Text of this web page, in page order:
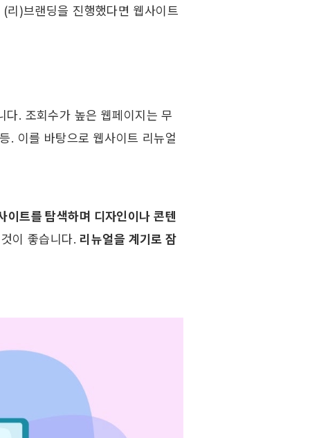
)브랜딩을 진행했다면 웹사이트
다. 조회수가 높은 웹페이지는 무
. 이를 바탕으로 웹사이트 리뉴얼
이트를 탐색하며 디자인이나 콘텐
이 좋습니다. 리뉴얼을 계기로 잠